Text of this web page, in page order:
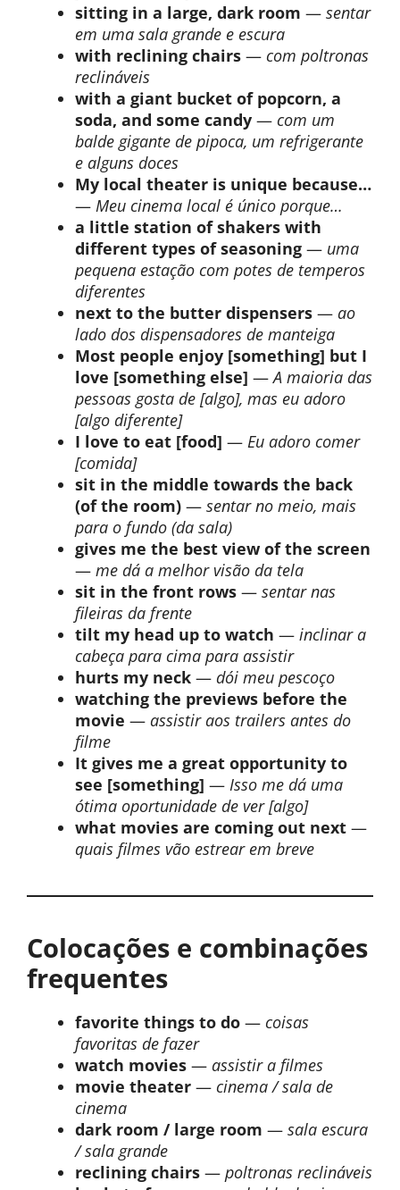
sitting in a large, dark room — sentar
em uma sala grande e escura
with reclining chairs — com poltronas
reclináveis
with a giant bucket of popcorn, a
soda, and some candy — com um
balde gigante de pipoca, um refrigerante
e alguns doces
My local theater is unique because…
— Meu cinema local é único porque…
a little station of shakers with
different types of seasoning — uma
pequena estação com potes de temperos
diferentes
next to the butter dispensers — ao
lado dos dispensadores de manteiga
Most people enjoy [something] but I
love [something else] —A maioria das
pessoas gosta de [algo], mas eu adoro
[algo diferente]
I love to eat [food] — Eu adoro comer
[comida]
sit in the middle towards the back
(of the room) — sentar no meio, mais
para o fundo (da sala)
gives me the best view of the screen
— me dá a melhor visão da tela
sit in the front rows — sentar nas
fileiras da frente
tilt my head up to watch — inclinar a
cabeça para cima para assistir
hurts my neck — dói meu pescoço
watching the previews before the
movie — assistir aos trailers antes do
filme
It gives me a great opportunity to
see [something] — Isso me dá uma
ótima oportunidade de ver [algo]
what movies are coming out next —
quais filmes vão estrear em breve
Colocações e combinações
frequentes
favorite things to do — coisas
favoritas de fazer
watch movies — assistir a filmes
movie theater — cinema / sala de
cinema
dark room / large room — sala escura
/ sala grande
reclining chairs — poltronas reclináveis